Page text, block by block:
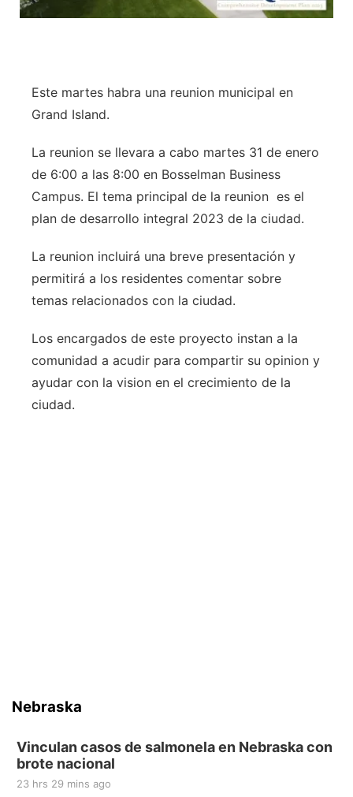
Este martes habra una reunion municipal en
Grand Island.
La reunion se llevara a cabo martes 31 de enero
de 6:00 a las 8:00 en Bosselman Business
Campus. El tema principal de la reunion es el
plan de desarrollo integral 2023 de la ciudad.
La reunion incluirá una breve presentación y
permitirá a los residentes comentar sobre
temas relacionados con la ciudad.
Los encargados de este proyecto instan a la
comunidad a acudir para compartir su opinion y
ayudar con la vision en el crecimiento de la
ciudad.
Nebraska
Vinculan casos de salmonela en Nebraska con
brote nacional
23 hrs 29 mins ago